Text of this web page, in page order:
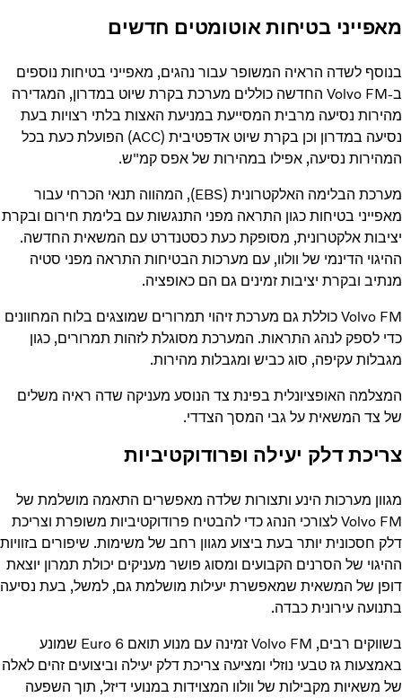
מאפייני בטיחות אוטומטים חדשים
בנוסף לשדה הראיה המשופר עבור נהגים, מאפייני בטיחות נוספים
ב-Volvo FM החדשה כוללים מערכת בקרת שיוט במדרון, המגדירה
מהירות נסיעה מרבית המסייעת במניעת האצות בלתי רצויות בעת
נסיעה במדרון וכן בקרת שיוט אדפטיבית (ACC) הפועלת כעת בכל
המהירות נסיעה, אפילו במהירות של אפס קמ"ש.
מערכת הבלימה האלקטרונית (EBS), המהווה תנאי הכרחי עבור
מאפייני בטיחות כגון התראה מפני התנגשות עם בלימת חירום ובקרת
יציבות אלקטרונית, מסופקת כעת כסטנדרט עם המשאית החדשה.
ההיגוי הדינמי של וולוו, עם מערכות הבטיחות התראה מפני סטיה
מנתיב ובקרת יציבות זמינים גם הם כאופציה.
Volvo FM כוללת גם מערכת זיהוי תמרורים שמוצגים בלוח המחוונים
כדי לספק לנהג התראות. המערכת מסוגלת לזהות תמרורים, כגון
מגבלות עקיפה, סוג כביש ומגבלות מהירות.
המצלמה האופציונלית בפינת צד הנוסע מעניקה שדה ראיה משלים
של צד המשאית על גבי המסך הצדדי.
צריכת דלק יעילה ופרודוקטיביות
מגוון מערכות הינע ותצורות שלדה מאפשרים התאמה מושלמת של
Volvo FM לצורכי הנהג כדי להבטיח פרודוקטיביות משופרת וצריכת
דלק חסכונית יותר בעת ביצוע מגוון רחב של משימות. שיפורים בזוויות
ההיגוי של הסרנים הקבועים ומסוג פושר מעניקים יכולת תמרון יוצאת
דופן של המשאית שמאפשרת יעילות מושלמת גם, למשל, בעת נסיעה
בתנועה עירונית כבדה.
בשווקים רבים, Volvo FM זמינה עם מנוע תואם Euro 6 שמונע
באמצעות גז טבעי נוזלי ומציעה צריכת דלק יעילה וביצועים זהים לאלה
של משאיות מקבילות של וולוו המצוידות במנועי דיזל, תוך השפעה